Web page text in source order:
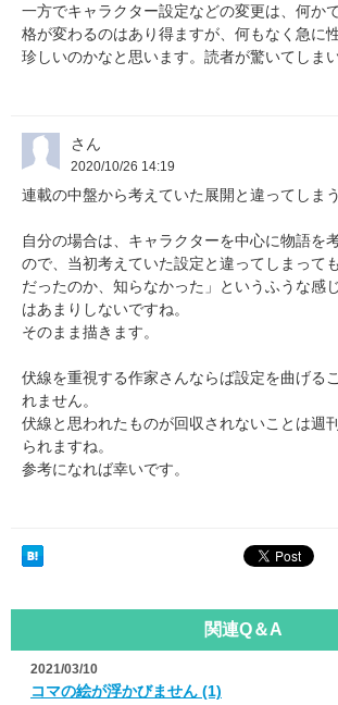
一方でキャラクター設定などの変更は、何か
格が変わるのはあり得ますが、何もなく急に
珍しいのかなと思います。読者が驚いてしま
さん
2020/10/26 14:19
連載の中盤から考えていた展開と違ってしま
自分の場合は、キャラクターを中心に物語を
ので、当初考えていた設定と違ってしまって
だったのか、知らなかった」というふうな感
はあまりしないですね。
そのまま描きます。
伏線を重視する作家さんならば設定を曲げる
れません。
伏線と思われたものが回収されないことは週
られますね。
参考になれば幸いです。
関連Q＆A
2021/03/10
コマの絵が浮かびません (1)